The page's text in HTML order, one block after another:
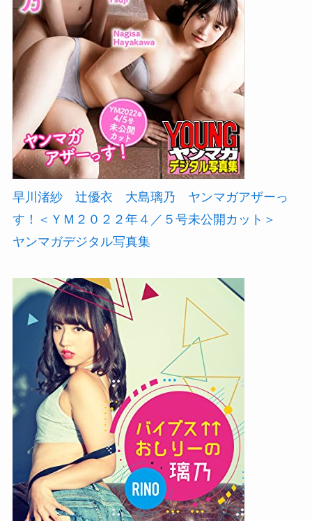
早川渚紗 辻優衣 大島璃乃 ヤンマガアザーっ
す！＜ＹＭ２０２２年４／５号未公開カット＞
ヤンマガデジタル写真集